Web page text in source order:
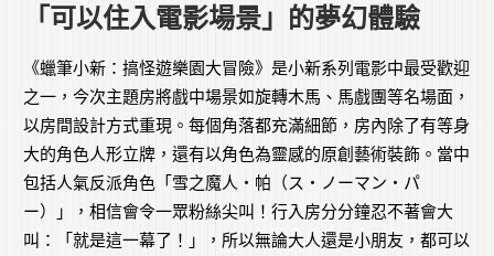
「可以住入電影場景」的夢幻體驗
《蠟筆小新：搞怪遊樂園大冒險》是小新系列電影中最受歡迎
之一，今次主題房將戲中場景如旋轉木馬、馬戲團等名場面，
以房間設計方式重現。每個角落都充滿細節，房內除了有等身
大的角色人形立牌，還有以角色為靈感的原創藝術裝飾。當中
包括人氣反派角色「雪之魔人・帕（ス・ノーマン・パ
ー）」，相信會令一眾粉絲尖叫！行入房分分鐘忍不著會大
叫：「就是這一幕了！」，所以無論大人還是小朋友，都可以